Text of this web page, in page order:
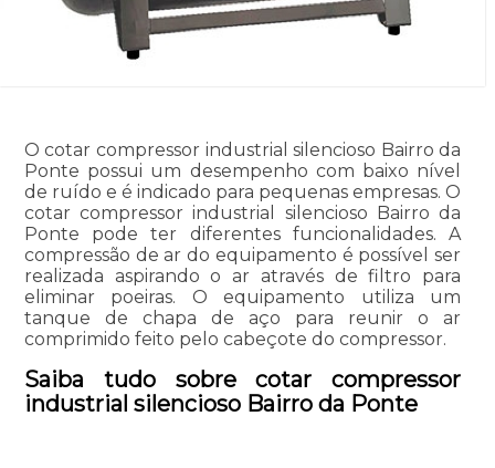
O cotar compressor industrial silencioso Bairro da
Ponte possui um desempenho com baixo nível
de ruído e é indicado para pequenas empresas. O
cotar compressor industrial silencioso Bairro da
Ponte pode ter diferentes funcionalidades. A
compressão de ar do equipamento é possível ser
realizada aspirando o ar através de filtro para
eliminar poeiras. O equipamento utiliza um
tanque de chapa de aço para reunir o ar
comprimido feito pelo cabeçote do compressor.
Saiba tudo sobre cotar compressor
industrial silencioso Bairro da Ponte